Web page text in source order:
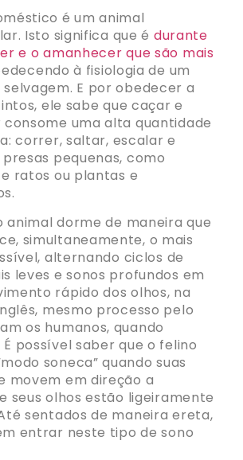
é um animal
Isto significa que é durante
e o amanhecer que são mais
à fisiologia de um
E por obedecer a
ele sabe que caçar e
consome uma alta quantidade
correr, saltar, escalar e
pequenas, como
ratos ou plantas e
animal dorme de maneira que
simultaneamente, o mais
alternando ciclos de
leves e sonos profundos em
rápido dos olhos, na
mesmo processo pelo
os humanos, quando
possível saber que o felino
soneca” quando suas
movem em direção a
seus olhos estão ligeiramente
sentados de maneira ereta,
entrar neste tipo de sono